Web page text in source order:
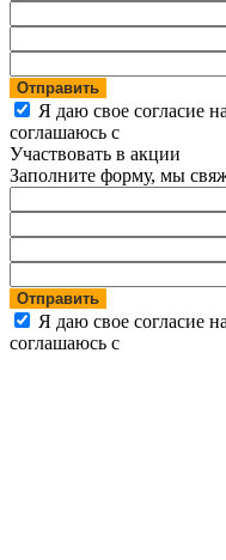
Отправить
Я даю свое согласие
соглашаюсь с
Участвовать в акции
Заполните форму, мы
Отправить
Я даю свое согласие
соглашаюсь с